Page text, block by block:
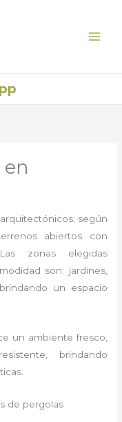
según
abiertos con
zonas elegidas
son: jardines,
un espacio
un ambiente fresco,
brindando
de pergolas